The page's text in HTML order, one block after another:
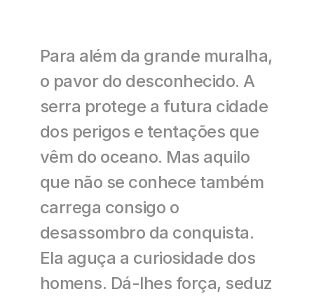
Para além da grande muralha,
o pavor do desconhecido. A
serra protege a futura cidade
dos perigos e tentações que
vêm do oceano. Mas aquilo
que não se conhece também
carrega consigo o
desassombro da conquista.
Ela aguça a curiosidade dos
homens. Dá-lhes força, seduz